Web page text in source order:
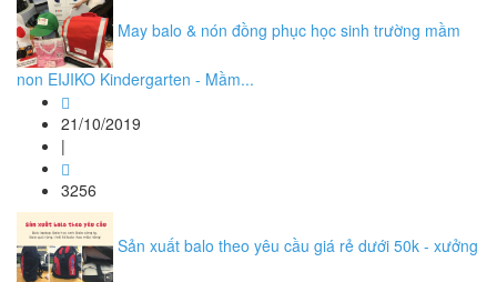
May balo & nón đồng phục học sinh trường mầm
non EIJIKO Kindergarten - Mầm...
21/10/2019
|
3256
Sản xuất balo theo yêu cầu giá rẻ dưới 50k - xưởng